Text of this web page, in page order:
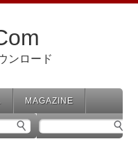
ンロード
MAGAZINE